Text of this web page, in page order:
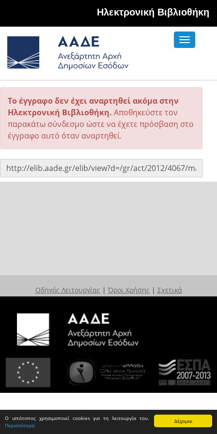
Δέχομαι
Ο ιστότοπος χρησιμοποιεί cookies για τη λειτουργία του.
Περισσότερα
Hλεκτρονική Βιβλιοθήκη
Toggle
Το έγγραφο δεν έχει αναρτηθεί ακόμα στην
Ηλεκτρονική Βιβλιοθήκη. Αποθηκεύστε τον
παρακάτω σύνδεσμο ώστε να έχετε πρόσβαση στο
έγγραφο αυτό όταν αναρτηθεί.
Οδηγός Λειτουργίας | Όροι Χρήσης | Σχετικά